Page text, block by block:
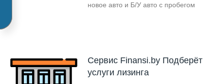
новое авто и Б/У авто с пробегом
Cервис Finansi.by Подберёт
услуги лизинга